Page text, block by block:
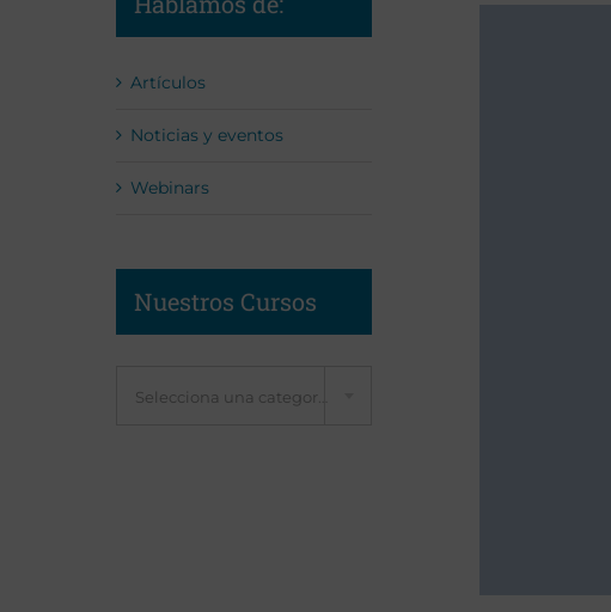
Artículos
Noticias y eventos
Webinars
Nuestros Cursos